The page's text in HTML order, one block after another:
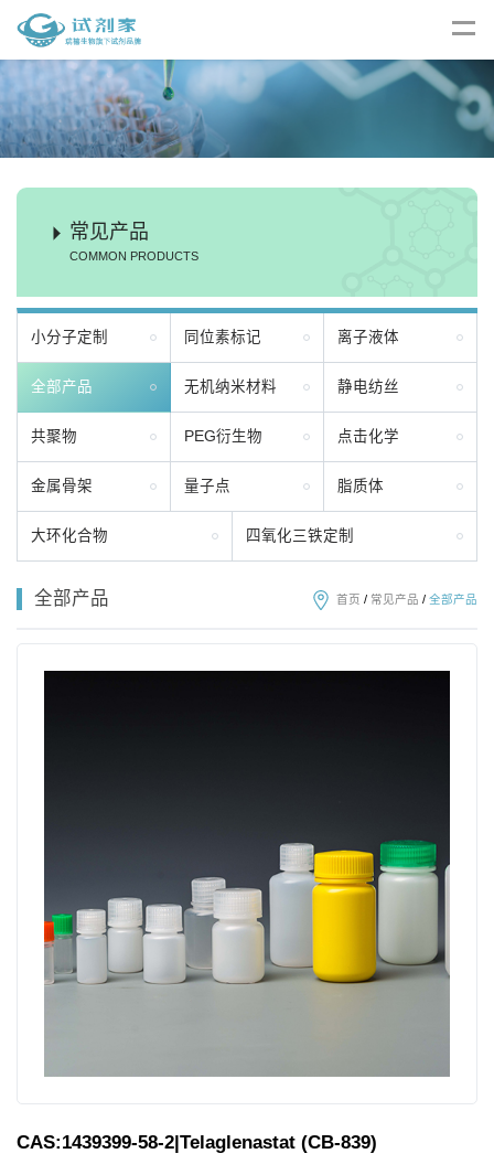
常见产品
COMMON PRODUCTS
小分子定制 同位素标记 离子液体
全部产品 无机纳米材料 静电纺丝
共聚物 PEG衍生物 点击化学
金属骨架 量子点 脂质体
大环化合物 四氧化三铁定制
全部产品 首页 / 常见产品 / 全部产品
CAS:1439399-58-2|Telaglenastat (CB-839)